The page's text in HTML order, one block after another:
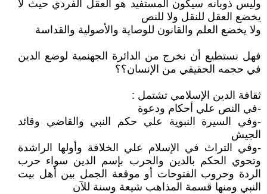
وليس ذوبانه سيكون المستفيد هو العقل الفردي حيث لا
يخضع العقل للنقل ولا للنص
ولا يخضع العلم والقانون للوصاية والأصولية والقداسة
فهل نستطيع أن نخرج من الدائرة الجهنمية لوضع الدين
في حجمه الحقيقي من الإنسان؟؟
ثقافة الدين الإسلامي تشتمل :
-في النص علي أحكام ودعوة
-وفي السيرة النبوية علي حكم النبي والقاضي وقائد
الجيش
-وفي التراث في الإسلام علي الخلافة وأولها الراشدة
وتحوي الحكم بالدين والحرب بإسم الدين سواء حرب
الردة وحروب الفتوحات أو موقعة الجمل بين أهل بيت
النبي ومنها قسمة المذاهب شيعة وسنة للآن